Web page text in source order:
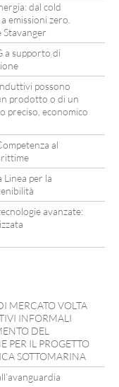
dal cold
emissioni zero.
Stavanger
a supporto di
possono
prodotto o di un
preciso, economico
al
Linea per la
avanzate:
MERCATO VOLTA
INFORMALI
DEL
PER IL PROGETTO
SOTTOMARINA